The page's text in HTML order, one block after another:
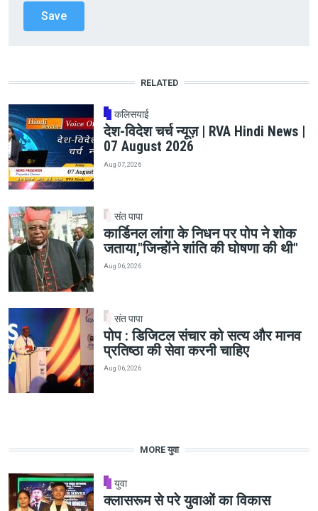
RELATED
कलिसयाई
देश-विदेश चर्च न्यूज़ | RVA Hindi News |
07 August 2026
Aug 07, 2026
संत पापा
कार्डिनल लांगा के निधन पर पोप ने शोक
जताया,"जिन्होंने शांति की घोषणा की थी"
Aug 06, 2026
संत पापा
पोप : डिजिटल संचार को सत्य और मानव
प्रतिष्ठा की सेवा करनी चाहिए
Aug 06, 2026
MORE युवा
युवा
क्लासरूम से परे युवाओं का विकास